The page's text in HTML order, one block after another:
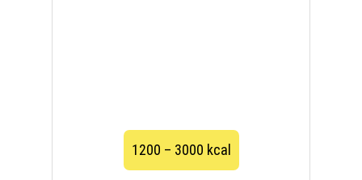
1200 – 3000 kcal